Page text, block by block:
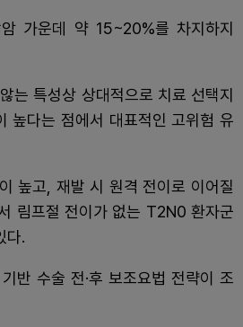
가운데 약 15~20%를 차지하지
는 특성상 상대적으로 치료 선택지
높다는 점에서 대표적인 고위험 유
높고, 재발 시 원격 전이로 이어질
림프절 전이가 없는 T2N0 환자군
다.
반 수술 전·후 보조요법 전략이 조